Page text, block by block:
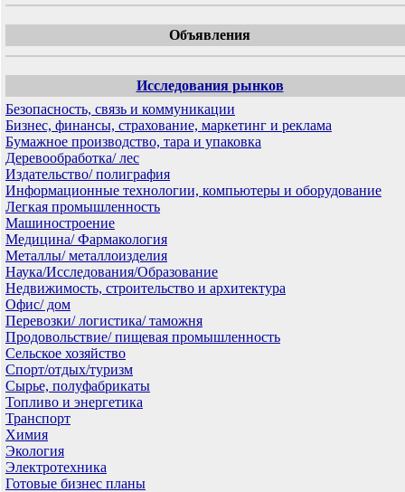
Объявления
Исследования рынков
Безопасность, связь и коммуникации
Бизнес, финансы, страхование, маркетинг и реклама
Бумажное производство, тара и упаковка
Деревообработка/ лес
Издательство/ полиграфия
Информационные технологии, компьютеры и оборудование
Легкая промышленность
Машиностроение
Медицина/ Фармакология
Металлы/ металлоизделия
Наука/Исследования/Образование
Недвижимость, строительство и архитектура
Офис/ дом
Перевозки/ логистика/ таможня
Продовольствие/ пищевая промышленность
Сельское хозяйство
Спорт/отдых/туризм
Сырье, полуфабрикаты
Топливо и энергетика
Транспорт
Химия
Экология
Электротехника
Готовые бизнес планы